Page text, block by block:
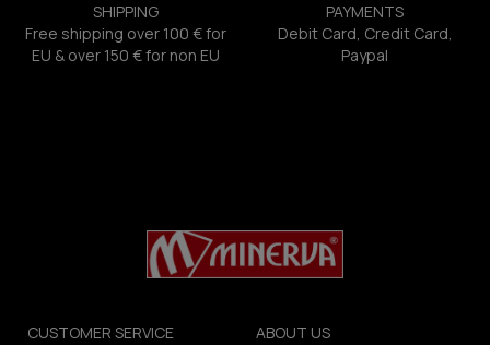
SHIPPING
Free shipping over 100 € for
EU & over 150 € for non EU
PAYMENTS
Debit Card, Credit Card,
Paypal
CUSTOMER SERVICE
ABOUT US